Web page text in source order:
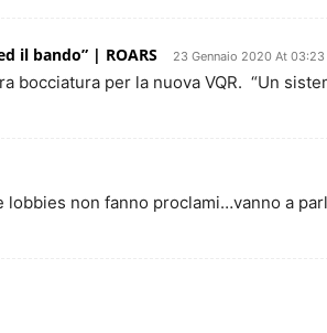
il bando” | ROARS 23 Gennaio 2020 At 03:23
bocciatura per la nuova VQR. “Un
non fanno proclami…vanno a